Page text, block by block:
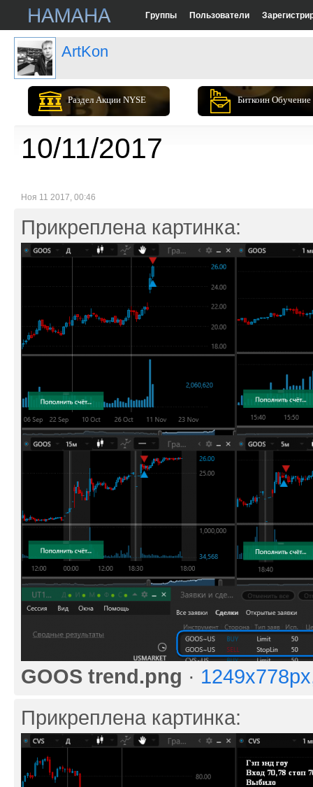
Группы Пользователи
ArtKon
Раздел Акции NYSE Биткоин Обучение
10/11/2017
Ноя 11 2017, 00:46
Прикреплена картинка:
GOOS trend.png ·
Прикреплена картинка: